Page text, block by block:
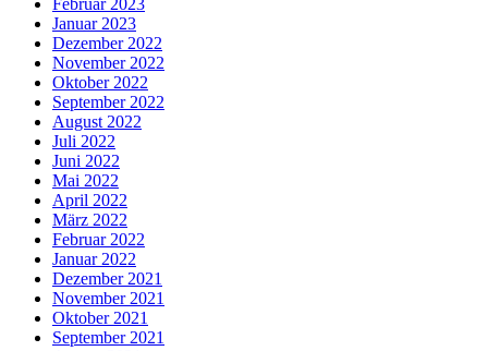
Februar 2023
Januar 2023
Dezember 2022
November 2022
Oktober 2022
September 2022
August 2022
Juli 2022
Juni 2022
Mai 2022
April 2022
März 2022
Februar 2022
Januar 2022
Dezember 2021
November 2021
Oktober 2021
September 2021